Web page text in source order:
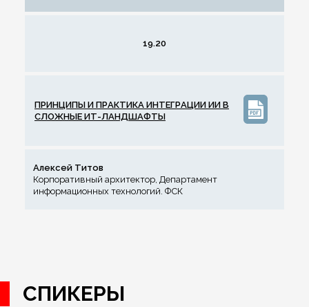
СПИКЕРЫ
19.20
ПРИНЦИПЫ И ПРАКТИКА ИНТЕГРАЦИИ ИИ В
СЛОЖНЫЕ ИТ-ЛАНДШАФТЫ
Алексей Титов
Корпоративный архитектор, Департамент
информационных технологий. ФСК